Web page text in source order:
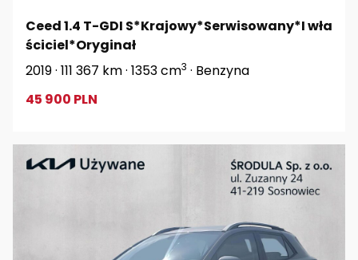
Ceed 1.4 T-GDI S*Krajowy*Serwisowany*I wła
ściciel*Oryginał
2019 · 111 367 km · 1353 cm3 · Benzyna
45 900 PLN